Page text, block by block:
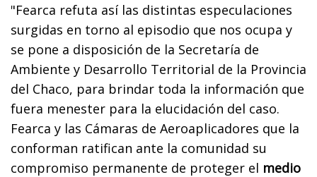
"Fearca refuta así las distintas especulaciones
surgidas en torno al episodio que nos ocupa y
se pone a disposición de la Secretaría de
Ambiente y Desarrollo Territorial de la Provincia
del Chaco, para brindar toda la información que
fuera menester para la elucidación del caso.
Fearca y las Cámaras de Aeroaplicadores que la
conforman ratifican ante la comunidad su
compromiso permanente de proteger el medio